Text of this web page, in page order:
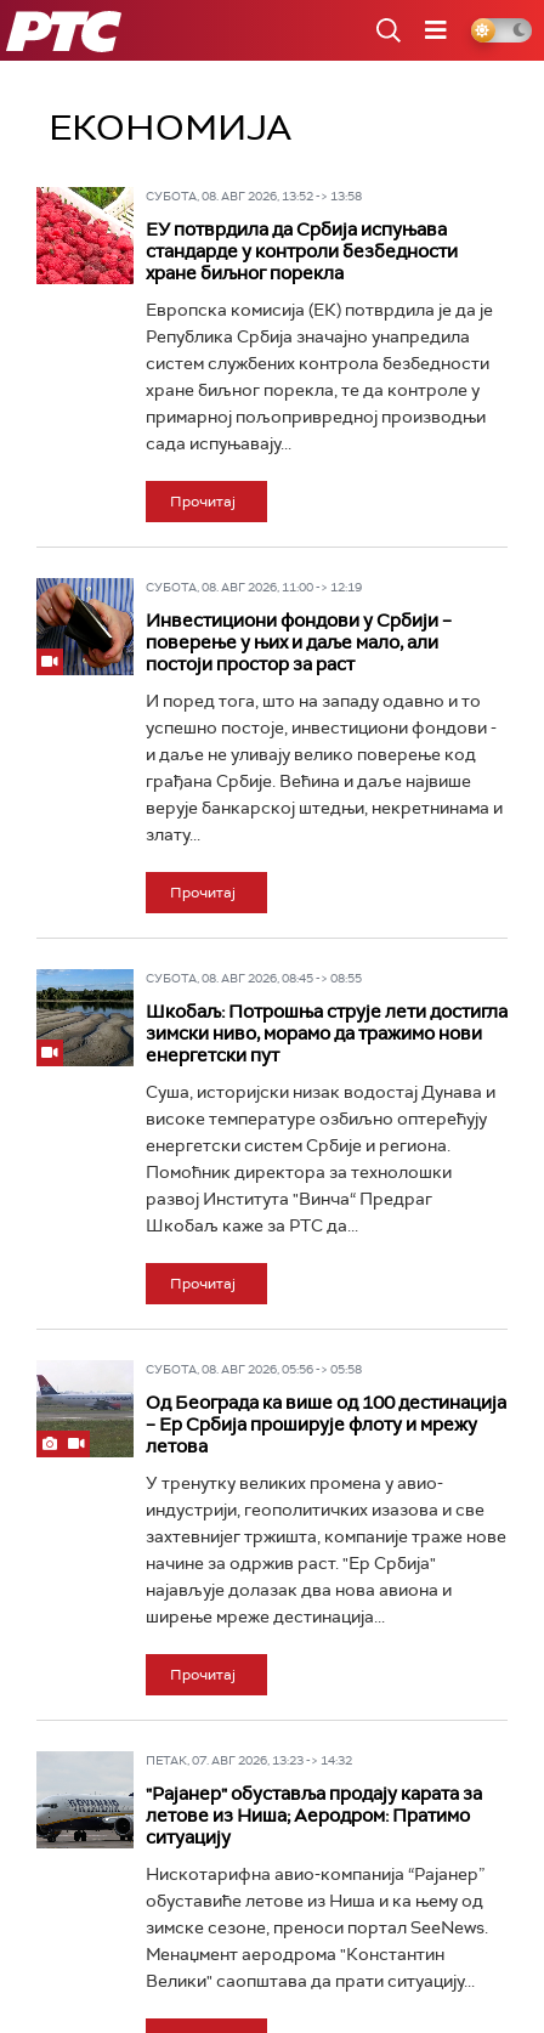
РТС
ЕКОНОМИЈА
СУБОТА, 08. АВГ 2026, 13:52 -> 13:58
ЕУ потврдила да Србија испуњава
стандарде у контроли безбедности
хране биљног порекла
Европска комисија (ЕК) потврдила је да је
Република Србија значајно унапредила
систем службених контрола безбедности
хране биљног порекла, те да контроле у
примарној пољопривредној производњи
сада испуњавају...
Прочитај
СУБОТА, 08. АВГ 2026, 11:00 -> 12:19
Инвестициони фондови у Србији –
поверење у њих и даље мало, али
постоји простор за раст
И поред тога, што на западу одавно и то
успешно постоје, инвестициони фондови -
и даље не уливају велико поверење код
грађана Србије. Већина и даље највише
верује банкарској штедњи, некретнинама и
злату...
Прочитај
СУБОТА, 08. АВГ 2026, 08:45 -> 08:55
Шкобаљ: Потрошња струје лети достигла
зимски ниво, морамо да тражимо нови
енергетски пут
Суша, историјски низак водостај Дунава и
високе температуре озбиљно оптерећују
енергетски систем Србије и региона.
Помоћник директора за технолошки
развој Института "Винча“ Предраг
Шкобаљ каже за РТС да...
Прочитај
СУБОТА, 08. АВГ 2026, 05:56 -> 05:58
Од Београда ка више од 100 дестинација
– Ер Србија проширује флоту и мрежу
летова
У тренутку великих промена у авио-
индустрији, геополитичких изазова и све
захтевнијег тржишта, компаније траже нове
начине за одржив раст. "Ер Србија"
најављује долазак два нова авиона и
ширење мреже дестинација...
Прочитај
ПЕТАК, 07. АВГ 2026, 13:23 -> 14:32
"Рајанер" обуставља продају карата за
летове из Ниша; Аеродром: Пратимо
ситуацију
Нискотарифна авио-компанија “Рајанер”
обуставиће летове из Ниша и ка њему од
зимске сезоне, преноси портал SeeNews.
Менаџмент аеродрома "Константин
Велики" саопштава да прати ситуацију...